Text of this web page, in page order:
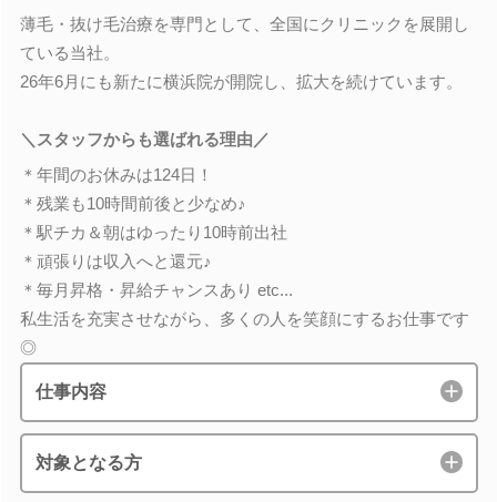
薄毛・抜け毛治療を専門として、全国にクリニックを展開し
ている当社。
26年6月にも新たに横浜院が開院し、拡大を続けています。
＼スタッフからも選ばれる理由／
＊年間のお休みは124日！
＊残業も10時間前後と少なめ♪
＊駅チカ＆朝はゆったり10時前出社
＊頑張りは収入へと還元♪
＊毎月昇格・昇給チャンスあり etc...
私生活を充実させながら、多くの人を笑顔にするお仕事です
◎
仕事内容
対象となる方